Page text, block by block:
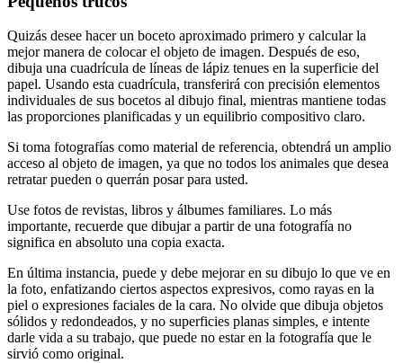
Quizás desee hacer un boceto aproximado primero y calcular la
mejor manera de colocar el objeto de imagen. Después de eso,
dibuja una cuadrícula de líneas de lápiz tenues en la superficie del
papel. Usando esta cuadrícula, transferirá con precisión elementos
individuales de sus bocetos al dibujo final, mientras mantiene todas
las proporciones planificadas y un equilibrio compositivo claro.
Si toma fotografías como material de referencia, obtendrá un amplio
acceso al objeto de imagen, ya que no todos los animales que desea
retratar pueden o querrán posar para usted.
Use fotos de revistas, libros y álbumes familiares. Lo más
importante, recuerde que dibujar a partir de una fotografía no
significa en absoluto una copia exacta.
En última instancia, puede y debe mejorar en su dibujo lo que ve en
la foto, enfatizando ciertos aspectos expresivos, como rayas en la
piel o expresiones faciales de la cara. No olvide que dibuja objetos
sólidos y redondeados, y no superficies planas simples, e intente
darle vida a su trabajo, que puede no estar en la fotografía que le
sirvió como original.